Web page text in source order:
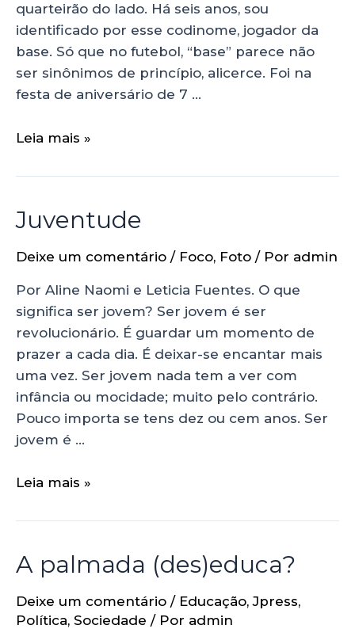
quarteirão do lado. Há seis anos, sou
identificado por esse codinome, jogador da
base. Só que no futebol, “base” parece não
ser sinônimos de princípio, alicerce. Foi na
festa de aniversário de 7 …
Leia mais »
Juventude
Deixe um comentário / Foco, Foto / Por admin
Por Aline Naomi e Leticia Fuentes. O que
significa ser jovem? Ser jovem é ser
revolucionário. É guardar um momento de
prazer a cada dia. É deixar-se encantar mais
uma vez. Ser jovem nada tem a ver com
infância ou mocidade; muito pelo contrário.
Pouco importa se tens dez ou cem anos. Ser
jovem é …
Leia mais »
A palmada (des)educa?
Deixe um comentário / Educação,Jpress,
Política, Sociedade / Por admin